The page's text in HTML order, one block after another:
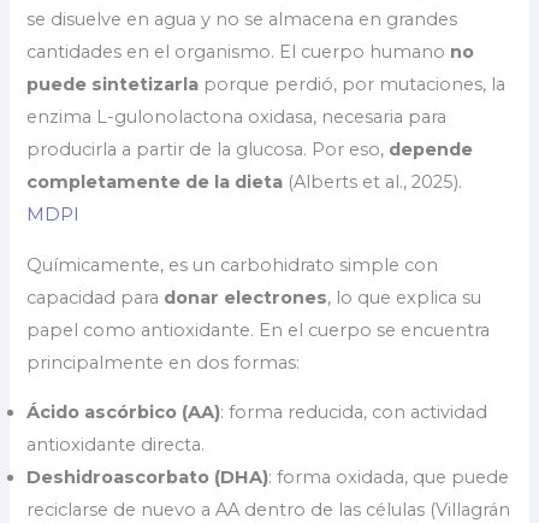
se disuelve en agua y no se almacena en grandes
cantidades en el organismo. El cuerpo humano no
puede sintetizarla porque perdió, por mutaciones, la
enzima L-gulonolactona oxidasa, necesaria para
producirla a partir de la glucosa. Por eso, depende
completamente de la dieta (Alberts et al., 2025).
MDPI
Químicamente, es un carbohidrato simple con
capacidad para donar electrones, lo que explica su
papel como antioxidante. En el cuerpo se encuentra
principalmente en dos formas:
Ácido ascórbico (AA): forma reducida, con actividad
antioxidante directa.
Deshidroascorbato (DHA): forma oxidada, que puede
reciclarse de nuevo a AA dentro de las células (Villagrán